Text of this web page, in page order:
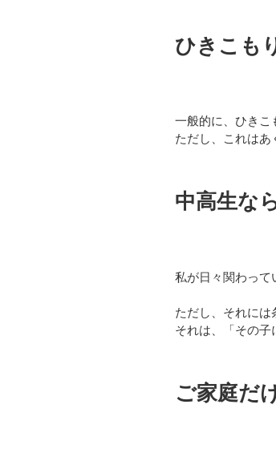
ひきこも
一般的に、ひきこ
ただし、これはあ
中高生な
私が日々関わって
ただし、それには
それは、「その子
ご家庭だ